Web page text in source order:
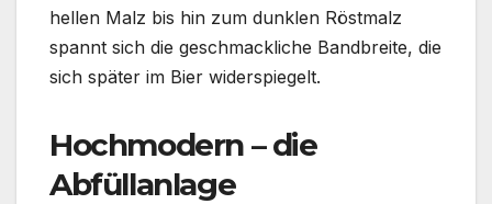
hellen Malz bis hin zum dunklen Röstmalz
spannt sich die geschmackliche Bandbreite, die
sich später im Bier widerspiegelt.
Hochmodern – die
Abfüllanlage